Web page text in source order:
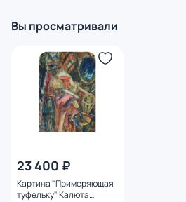
Вы просматривали
23 400 ₽
Картина "Примеряющая
туфельку" Калюта